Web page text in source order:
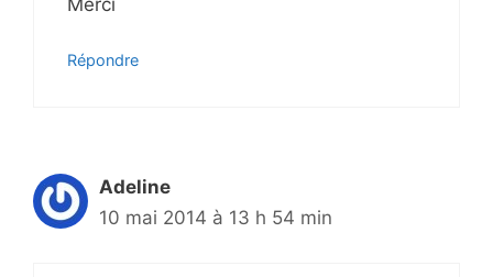
Répondre
Adeline
10 mai 2014 à 13 h 54 min